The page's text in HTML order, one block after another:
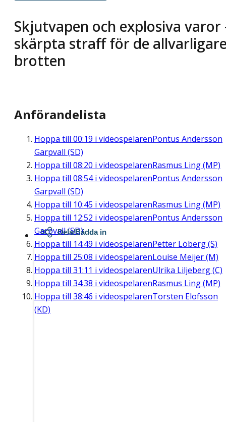
Skjutvapen och explosiva varor
skärpta straff för de
brotten
Anförandelista
Hoppa till 00:19 i videospelarenPontus Andersson
Garpvall (SD)
Hoppa till 08:20 i videospelarenRasmus Ling (MP)
Hoppa till 08:54i videospelarenPontus Andersson
Garpvall (SD)
Hoppa till 10:45 i videospelarenRasmus Ling (MP)
Hoppa till 12:52 i videospelarenPontus Andersson
Garpvall (SD)
Hoppa till 14:49 i videospelarenPetter Löberg (S)
Hoppa till 25:08 i videospelarenLouise Meijer (M)
Hoppa till 31:11 i videospelarenUlrika Liljeberg (C)
Hoppa till 34:38 i videospelarenRasmus Ling (MP)
Hoppa till 38:46 i videospelarenTorsten Elofsson
(KD)
Dela/Bädda in